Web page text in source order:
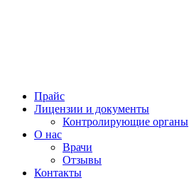
Прайс
Лицензии и документы
Контролирующие органы
О нас
Врачи
Отзывы
Контакты